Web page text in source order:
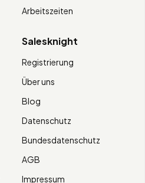
Arbeitszeiten
Salesknight
Registrierung
Über uns
Blog
Datenschutz
Bundesdatenschutz
AGB
Impressum